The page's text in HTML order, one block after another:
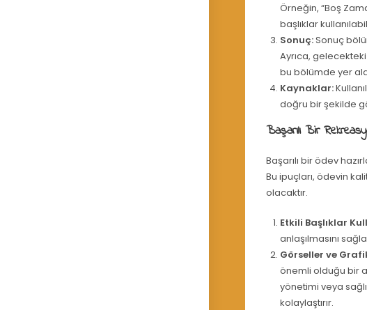
Örneğin, “Boş
başlıklar
Sonuç:Sonuç
Ayrıca,
bu bölümde yer
Kaynaklar:
doğru bir şekilde
Başarılı Bir
Başarılı bir ödev
Bu ipuçları, ödevin
olacaktır.
Etkili Başlıklar
anlaşılmasını
Görseller ve
önemli olduğu bir
yönetimi veya
kolaylaştırır.